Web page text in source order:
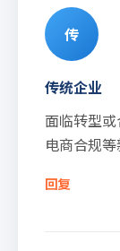
传
传统企业
面临转型
电商合规等
回复